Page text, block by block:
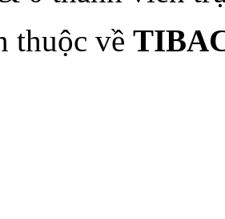
thuộc về